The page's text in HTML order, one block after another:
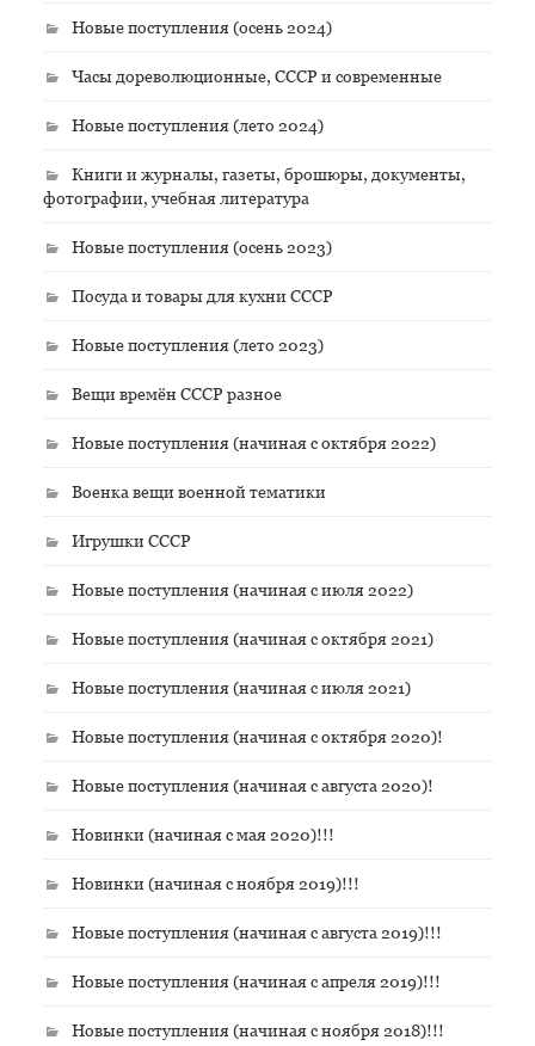
Новые поступления (осень 2024)
Часы дореволюционные, СССР и современные
Новые поступления (лето 2024)
Книги и журналы, газеты, брошюры, документы,
фотографии, учебная литература
Новые поступления (осень 2023)
Посуда и товары для кухни СССР
Новые поступления (лето 2023)
Вещи времён СССР разное
Новые поступления (начиная с октября 2022)
Военка вещи военной тематики
Игрушки СССР
Новые поступления (начиная с июля 2022)
Новые поступления (начиная с октября 2021)
Новые поступления (начиная с июля 2021)
Новые поступления (начиная с октября 2020)!
Новые поступления (начиная с августа 2020)!
Новинки (начиная с мая 2020)!!!
Новинки (начиная с ноября 2019)!!!
Новые поступления (начиная с августа 2019)!!!
Новые поступления (начиная с апреля 2019)!!!
Новые поступления (начиная с ноября 2018)!!!